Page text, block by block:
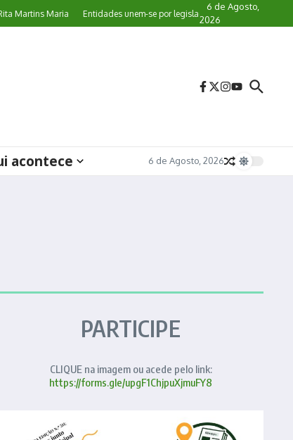
Maria Entidades unem-se por legislação específica de proteção
6 de Agosto,
2026
acontece 6 de Agosto, 2026
PARTICIPE
CLIQUE na imagem ou acede pelo link:
https://forms.gle/upgF1ChjpuXjmuFY8